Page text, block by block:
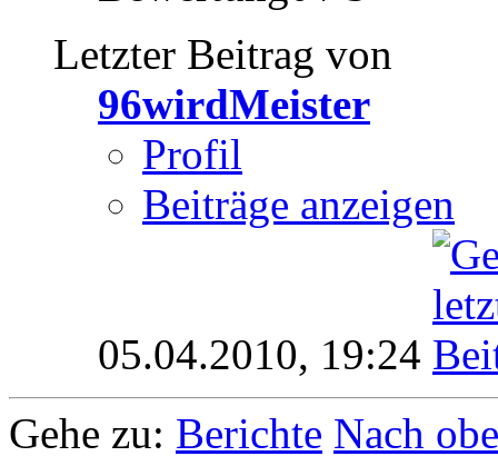
Letzter Beitrag von
96wirdMeister
Profil
Beiträge anzeigen
05.04.2010, 19:24
Gehe zu: Berichte Nach